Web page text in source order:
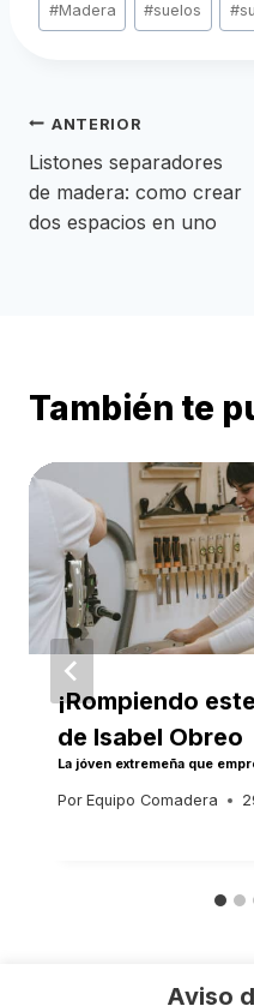
la#Madera #suelos #
Navegación
de
entradas
ANTERIOR
Listones separadores
de madera: como crear
dos espacios en uno
También te
¡Rompiendo
de Isabel Obreo
La jóven extremeña que
Por Equipo Comadera
Aviso